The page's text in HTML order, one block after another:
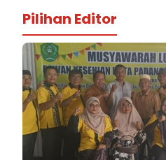
Pilihan Editor